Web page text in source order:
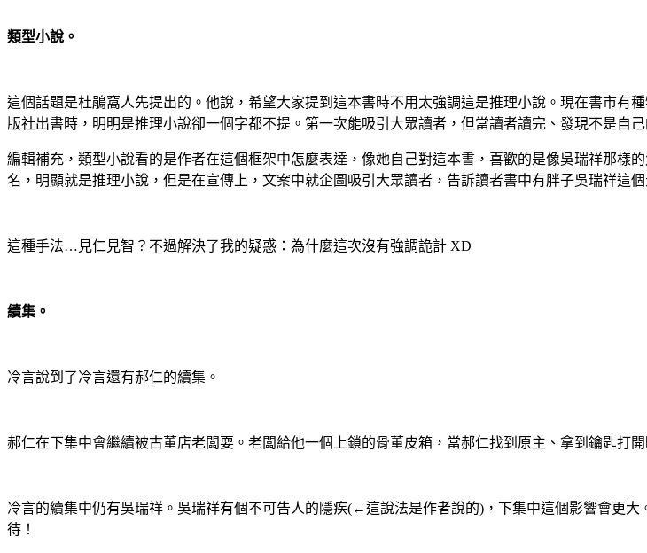
類型小說。
這個話題是杜鵑窩人先提出的。他說，希望大家提到這本書時不用太強調這是推理小說。現在書市有
版社出書時，明明是推理小說卻一個字都不提。第一次能吸引大眾讀者，但當讀者讀完、發現不是自
編輯補充，類型小說看的是作者在這個框架中怎麼表達，像她自己對這本書，喜歡的是像吳瑞祥那樣
名，明顯就是推理小說，但是在宣傳上，文案中就企圖吸引大眾讀者，告訴讀者書中有胖子吳瑞祥這個
這種手法…見仁見智？不過解決了我的疑惑：為什麼這次沒有強調詭計 XD
續集。
冷言說到了冷言還有郝仁的續集。
郝仁在下集中會繼續被古董店老闆耍。老闆給他一個上鎖的骨董皮箱，當郝仁找到原主、拿到鑰匙打
冷言的續集中仍有吳瑞祥。吳瑞祥有個不可告人的隱疾(←這說法是作者說的) ，下集中這個影響會更
待！